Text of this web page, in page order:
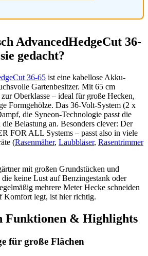
AdvancedHedgeCut 36-
gedacht?
36-65 ist eine kabellose Akku-
Gartenbesitzer. Mit 65 cm
Oberklasse – ideal für große Hecken,
Formgehölze. Das 36-Volt-System (2 x
die Syneon-Technologie passt die
Belastung an. Besonders clever: Der
FOR ALL Systems – passt also in viele
(Rasenmäher, Laubbläser, Rasentrimmer
mit großen Grundstücken und
keine Lust auf Benzingestank oder
mehrere Meter Hecke schneiden
Komfort legt, ist hier richtig.
Funktionen & Highlights
für große Flächen